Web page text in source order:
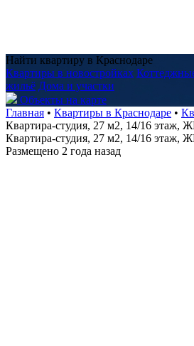
Найти квартиру в Краснодаре
Квартиры в новостройках
жильё Дома и участки
Объекты на карте
Главная • Квартиры в Краснодаре •
Квартира-студия, 27 м2, 14/16 этаж,
Квартира-студия, 27 м2, 14/16 этаж,
Размещено 2 года назад